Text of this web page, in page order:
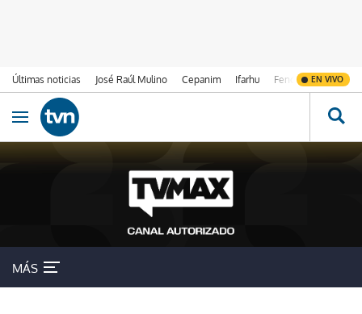
Últimas noticias José Raúl Mulino Cepanim Ifarhu Fenómeno de El
EN VIVO
Ir al contenido
Obrir navegació
MÁS